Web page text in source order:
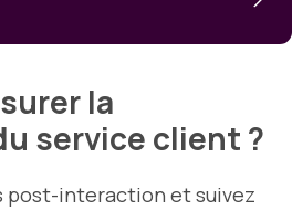
la
service client ?
post-interaction et suivez